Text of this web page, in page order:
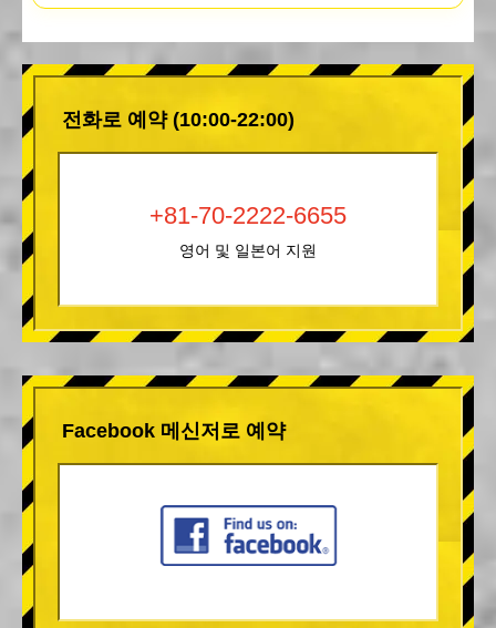
전화로 예약 (10:00-22:00)
+81-70-2222-6655
영어 및 일본어 지원
Facebook 메신저로 예약